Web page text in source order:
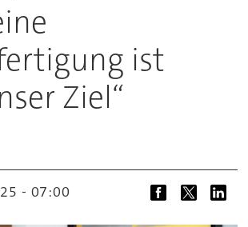
ist
Ziel“
- 07:00